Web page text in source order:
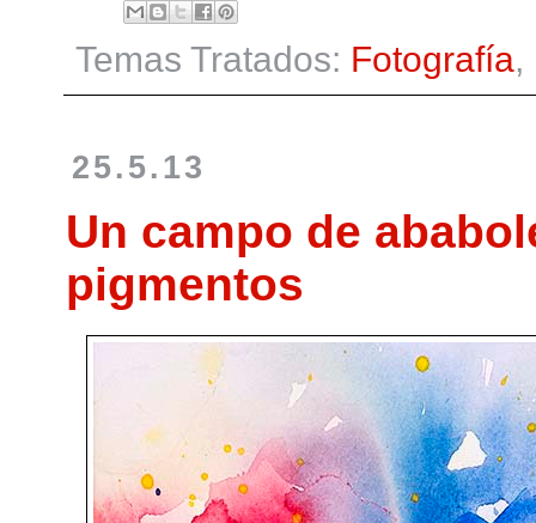
Temas Tratados: Fotografía,
25.5.13
Un campo de
pigmentos